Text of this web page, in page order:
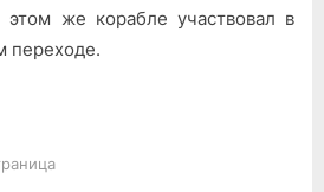
же корабле участвовал в
переходе.